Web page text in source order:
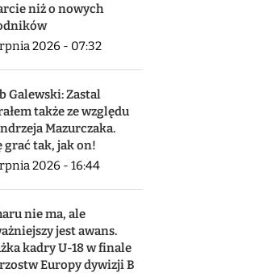
niż o nowych
2026 - 07:32
Galewski: Zastal
także ze względu
Mazurczaka.
grać tak, jak on!
2026 - 16:44
nie ma, ale
jest awans.
kadry U-18 w finale
Europy dywizji B